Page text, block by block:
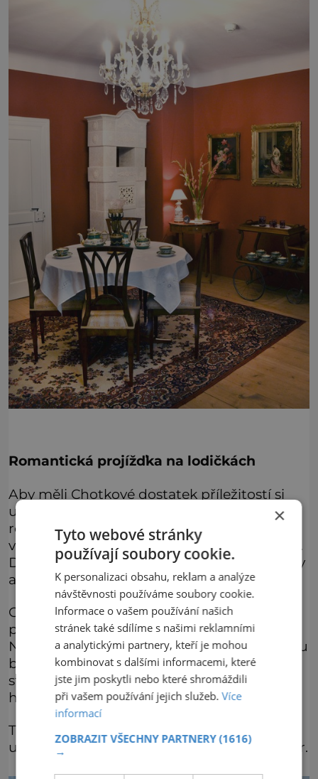
Romantická projížďka na lodičkách
Aby měli Chotkové dostatek příležitostí si
užívat odpočinku, k tomu byl park vybaven
romantickými stavbičkami, jaké
v podobných parcích bývaly samozřejmostí.
Do dnešních dnů se zachovaly čtyři pavilony
a množství soch rozesetých po parku.
Chotkové se rádi přírodou romanticky
projíždět na lodičkách po vodním kanálu.
Nezapomínali ale ani na praktičnost. V parku
bylo dost zemědělsky využívaných míst a
stála tu třeba i sušárna ovoce nebo
hospodářský dvůr.
Takové parkové koncepci schopné skloubit
užitek s relaxací se začalo říkat Okrasný dvůr.
×
Tyto webové stránky
používají soubory cookie.
K personalizaci obsahu, reklam a analýze
návštěvnosti používáme soubory cookie.
Informace o vašem používání našich
stránek také sdílíme s našimi reklamními
a analytickými partnery, kteří je mohou
kombinovat s dalšími informacemi, které
jste jim poskytli nebo které shromáždili
při vašem používání jejich služeb.Více
informací
ZOBRAZIT VŠECHNY PARTNERY(1616)
→